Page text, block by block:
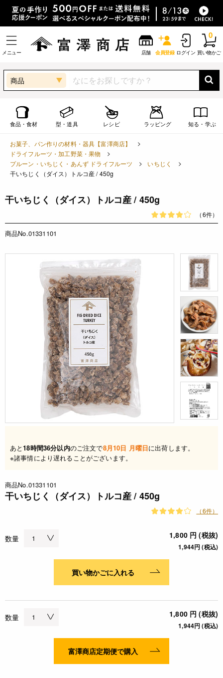
メニュー 店舗 会員登録 ログイン 買い物かご
0
商品
食品・食材 型・道具 レシピ ラッピング 知る・学ぶ
お菓子、パン作りの材料・器具【富澤商店】
ドライフルーツ・加工野菜・果物
プルーン・いちじく・あんず ドライフルーツ
いちじく
干いちじく（ダイス）トルコ産 / 450g
干いちじく（ダイス）トルコ産 / 450g
（6件）
商品No.01331101
あと18時間36分以内のご注文で8月10日 月曜日に出荷します。
※諸事情により遅れることがございます。
商品No.01331101
干いちじく（ダイス）トルコ産 / 450g
（6件）
数量 1,800 円 (税抜)
1,944円 (税込)
買い物かごに入れる
数量 1,800 円 (税抜)
1,944円 (税込)
富澤商店定期便で購入